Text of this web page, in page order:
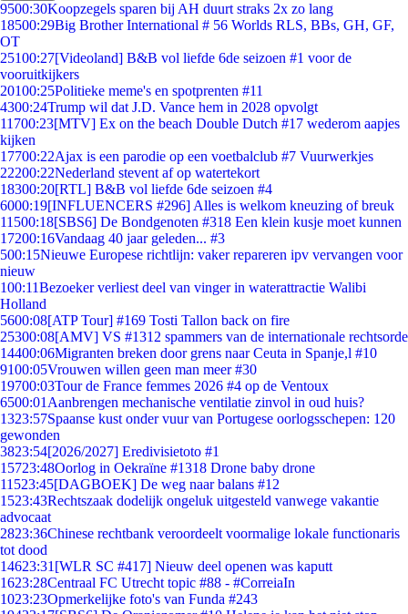
9500:30Koopzegels sparen bij AH duurt straks 2x zo lang
18500:29Big Brother International # 56 Worlds RLS, BBs, GH, GF,
OT
25100:27[Videoland] B&B vol liefde 6de seizoen #1 voor de
vooruitkijkers
20100:25Politieke meme's en spotprenten #11
4300:24Trump wil dat J.D. Vance hem in 2028 opvolgt
11700:23[MTV] Ex on the beach Double Dutch #17 wederom aapjes
kijken
17700:22Ajax is een parodie op een voetbalclub #7 Vuurwerkjes
22200:22Nederland stevent af op watertekort
18300:20[RTL] B&B vol liefde 6de seizoen #4
6000:19[INFLUENCERS #296] Alles is welkom kneuzing of breuk
11500:18[SBS6] De Bondgenoten #318 Een klein kusje moet kunnen
17200:16Vandaag 40 jaar geleden... #3
500:15Nieuwe Europese richtlijn: vaker repareren ipv vervangen voor
nieuw
100:11Bezoeker verliest deel van vinger in waterattractie Walibi
Holland
5600:08[ATP Tour] #169 Tosti Tallon back on fire
25300:08[AMV] VS #1312 spammers van de internationale rechtsorde
14400:06Migranten breken door grens naar Ceuta in Spanje,l #10
9100:05Vrouwen willen geen man meer #30
19700:03Tour de France femmes 2026 #4 op de Ventoux
6500:01 Aanbrengen mechanische ventilatie zinvol in oud huis?
1323:57Spaanse kust onder vuur van Portugese oorlogsschepen: 120
gewonden
3823:54[2026/2027] Eredivisietoto #1
15723:48Oorlog in Oekraïne #1318 Drone baby drone
11523:45[DAGBOEK] De weg naar balans #12
1523:43Rechtszaak dodelijk ongeluk uitgesteld vanwege vakantie
advocaat
2823:36Chinese rechtbank veroordeelt voormalige lokale functionaris
tot dood
14623:31 [WLR SC #417] Nieuw deel openen was kaputt
1623:28Centraal FC Utrecht topic #88 - #CorreiaIn
1023:23Opmerkelijke foto's van Funda #243